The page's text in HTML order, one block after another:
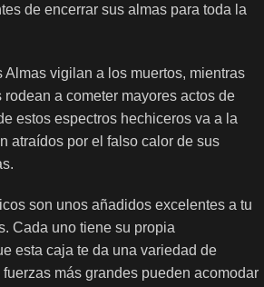
de encerrar sus almas para toda la
Almas vigilan a los muertos, mientras
a cometer mayores actos de
estos espectros hechiceros va a la
atraídos por el falso calor de sus
son unos añadidos excelentes a tu
Cada uno tiene su propia
esta caja te da una variedad de
más grandes pueden acomodar